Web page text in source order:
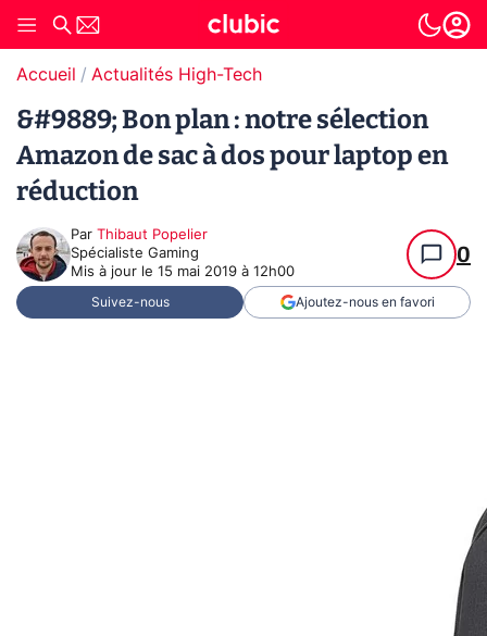
Accueil Actualités High-Tech
&#9889; Bon plan : notre sélection
Amazon de sac à dos pour laptop en
réduction
Par Thibaut Popelier
Spécialiste Gaming
Mis à jour le 15 mai 2019 à 12h00
0
Suivez-nous Ajoutez-nous en favori